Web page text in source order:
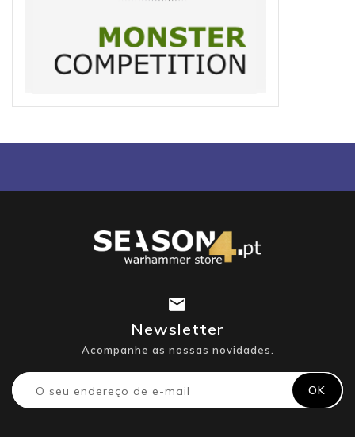
Newsletter
Acompanhe as nossas novidades.